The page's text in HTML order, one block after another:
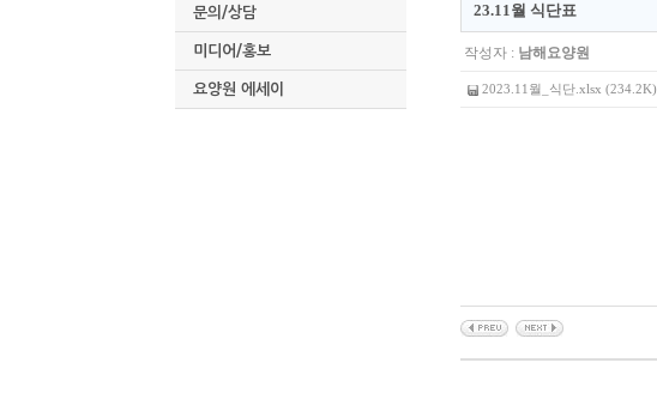
문의/상담
미디어/홍보
요양원 에세이
23.11월 식단표
작성자 : 남해요양원
2023.11월_식단.xlsx (234.2K)